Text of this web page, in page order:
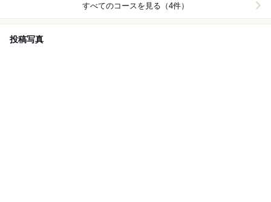
すべてのコースを見る（4件）
投稿写真